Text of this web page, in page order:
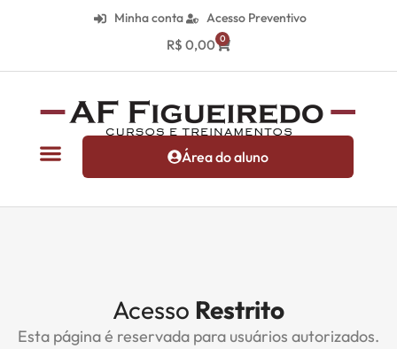
Minha conta Acesso Preventivo
R$ 0,00 0
Área do aluno
Acesso Restrito
Esta página é reservada para usuários autorizados.